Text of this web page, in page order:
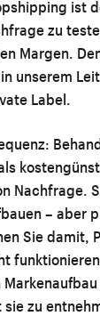
ist
zu
Margen.
unserem
Label.
Nachfrage.
– aber
Sie damit,
zu